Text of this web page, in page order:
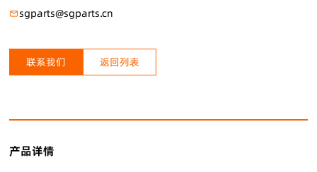
sgparts@sgparts.cn
联系我们 返回列表
产品详情